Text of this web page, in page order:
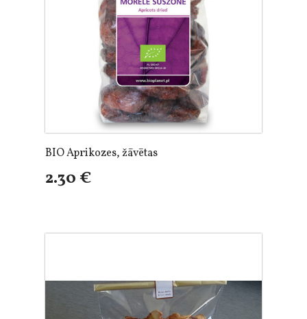
BIO Aprikozes, žāvētas
2.30 €